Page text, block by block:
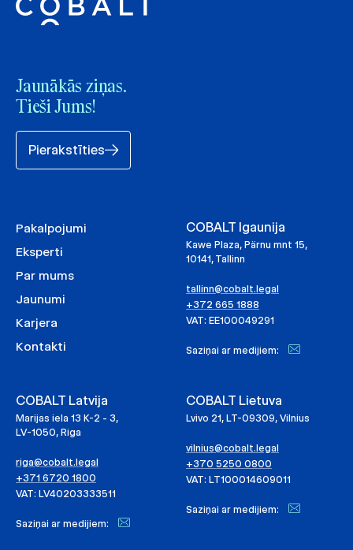
Jaunākās ziņas.
Tieši Jums!
Pierakstīties
Pakalpojumi
Eksperti
Par mums
Jaunumi
Karjera
Kontakti
COBALT Igaunija
Kawe Plaza, Pärnu mnt 15,
10141, Tallinn
tallinn@cobalt.legal
+372 665 1888
VAT: EE100049291
Saziņai ar medijiem:
COBALT Latvija
Marijas iela 13 K-2 - 3,
LV-1050, Riga
riga@cobalt.legal
+371 6720 1800
VAT: LV40203333511
Saziņai ar medijiem:
COBALT Lietuva
Lvivo 21, LT-09309, Vilnius
vilnius@cobalt.legal
+370 5250 0800
VAT: LT100014609011
Saziņai ar medijiem: